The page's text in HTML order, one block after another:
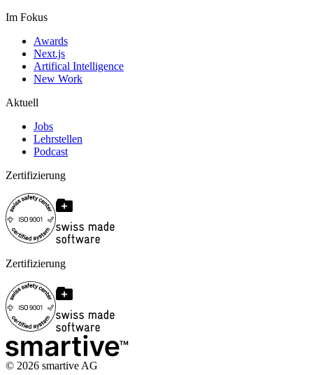
Im Fokus
Awards
Next.js
Artifical Intelligence
New Work
Aktuell
Jobs
Lehrstellen
Podcast
Zertifizierung
Zertifizierung
© 2026 smartive AG